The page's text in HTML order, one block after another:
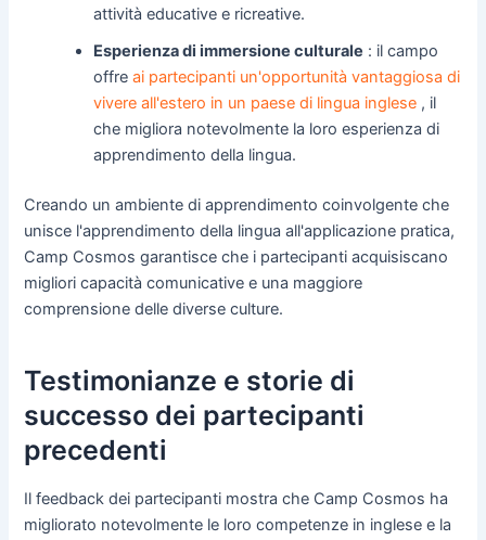
attività educative e ricreative.
Esperienza di immersione culturale : il campo
offreai partecipanti un'opportunità vantaggiosa di
vivere all'estero in un paese di lingua inglese , il
che migliora notevolmente la loro esperienza di
apprendimento della lingua.
Creando un ambiente di apprendimento coinvolgente che
unisce l'apprendimento della lingua all'applicazione pratica,
Camp Cosmos garantisce che i partecipanti acquisiscano
migliori capacità comunicative e una maggiore
comprensione delle diverse culture.
Testimonianze e storie di
successo dei partecipanti
precedenti
Il feedback dei partecipanti mostra che Camp Cosmos ha
migliorato notevolmente le loro competenze in inglese e la